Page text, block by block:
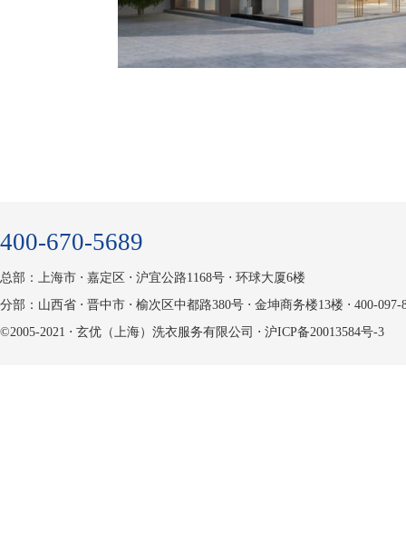
400-670-5689
总部：上海市 ⋅ 嘉定区 ⋅ 沪宜公路1168号 ⋅ 环球大厦6楼
分部：山西省 ⋅ 晋中市 ⋅ 榆次区中都路380号 ⋅ 金坤商务楼13楼 ⋅ 400-097-
©2005-2021 ⋅ 玄优（上海）洗衣服务有限公司 ⋅ 沪ICP备20013584号-3